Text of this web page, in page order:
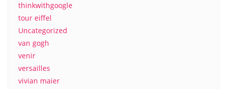
thinkwithgoogle
tour eiffel
Uncategorized
van gogh
venir
versailles
vivian maier